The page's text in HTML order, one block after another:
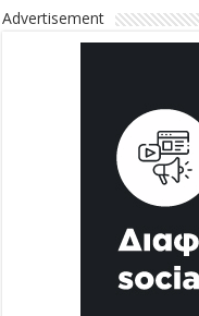
Advertisement